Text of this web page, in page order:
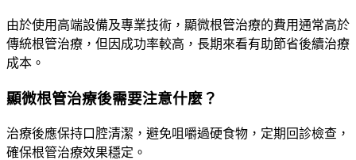
由於使用高端設備及專業技術，顯微根管治療的費用通常高於
傳統根管治療，但因成功率較高，長期來看有助節省後續治療
成本。
顯微根管治療後需要注意什麼？
治療後應保持口腔清潔，避免咀嚼過硬食物，定期回診檢查，
確保根管治療效果穩定。